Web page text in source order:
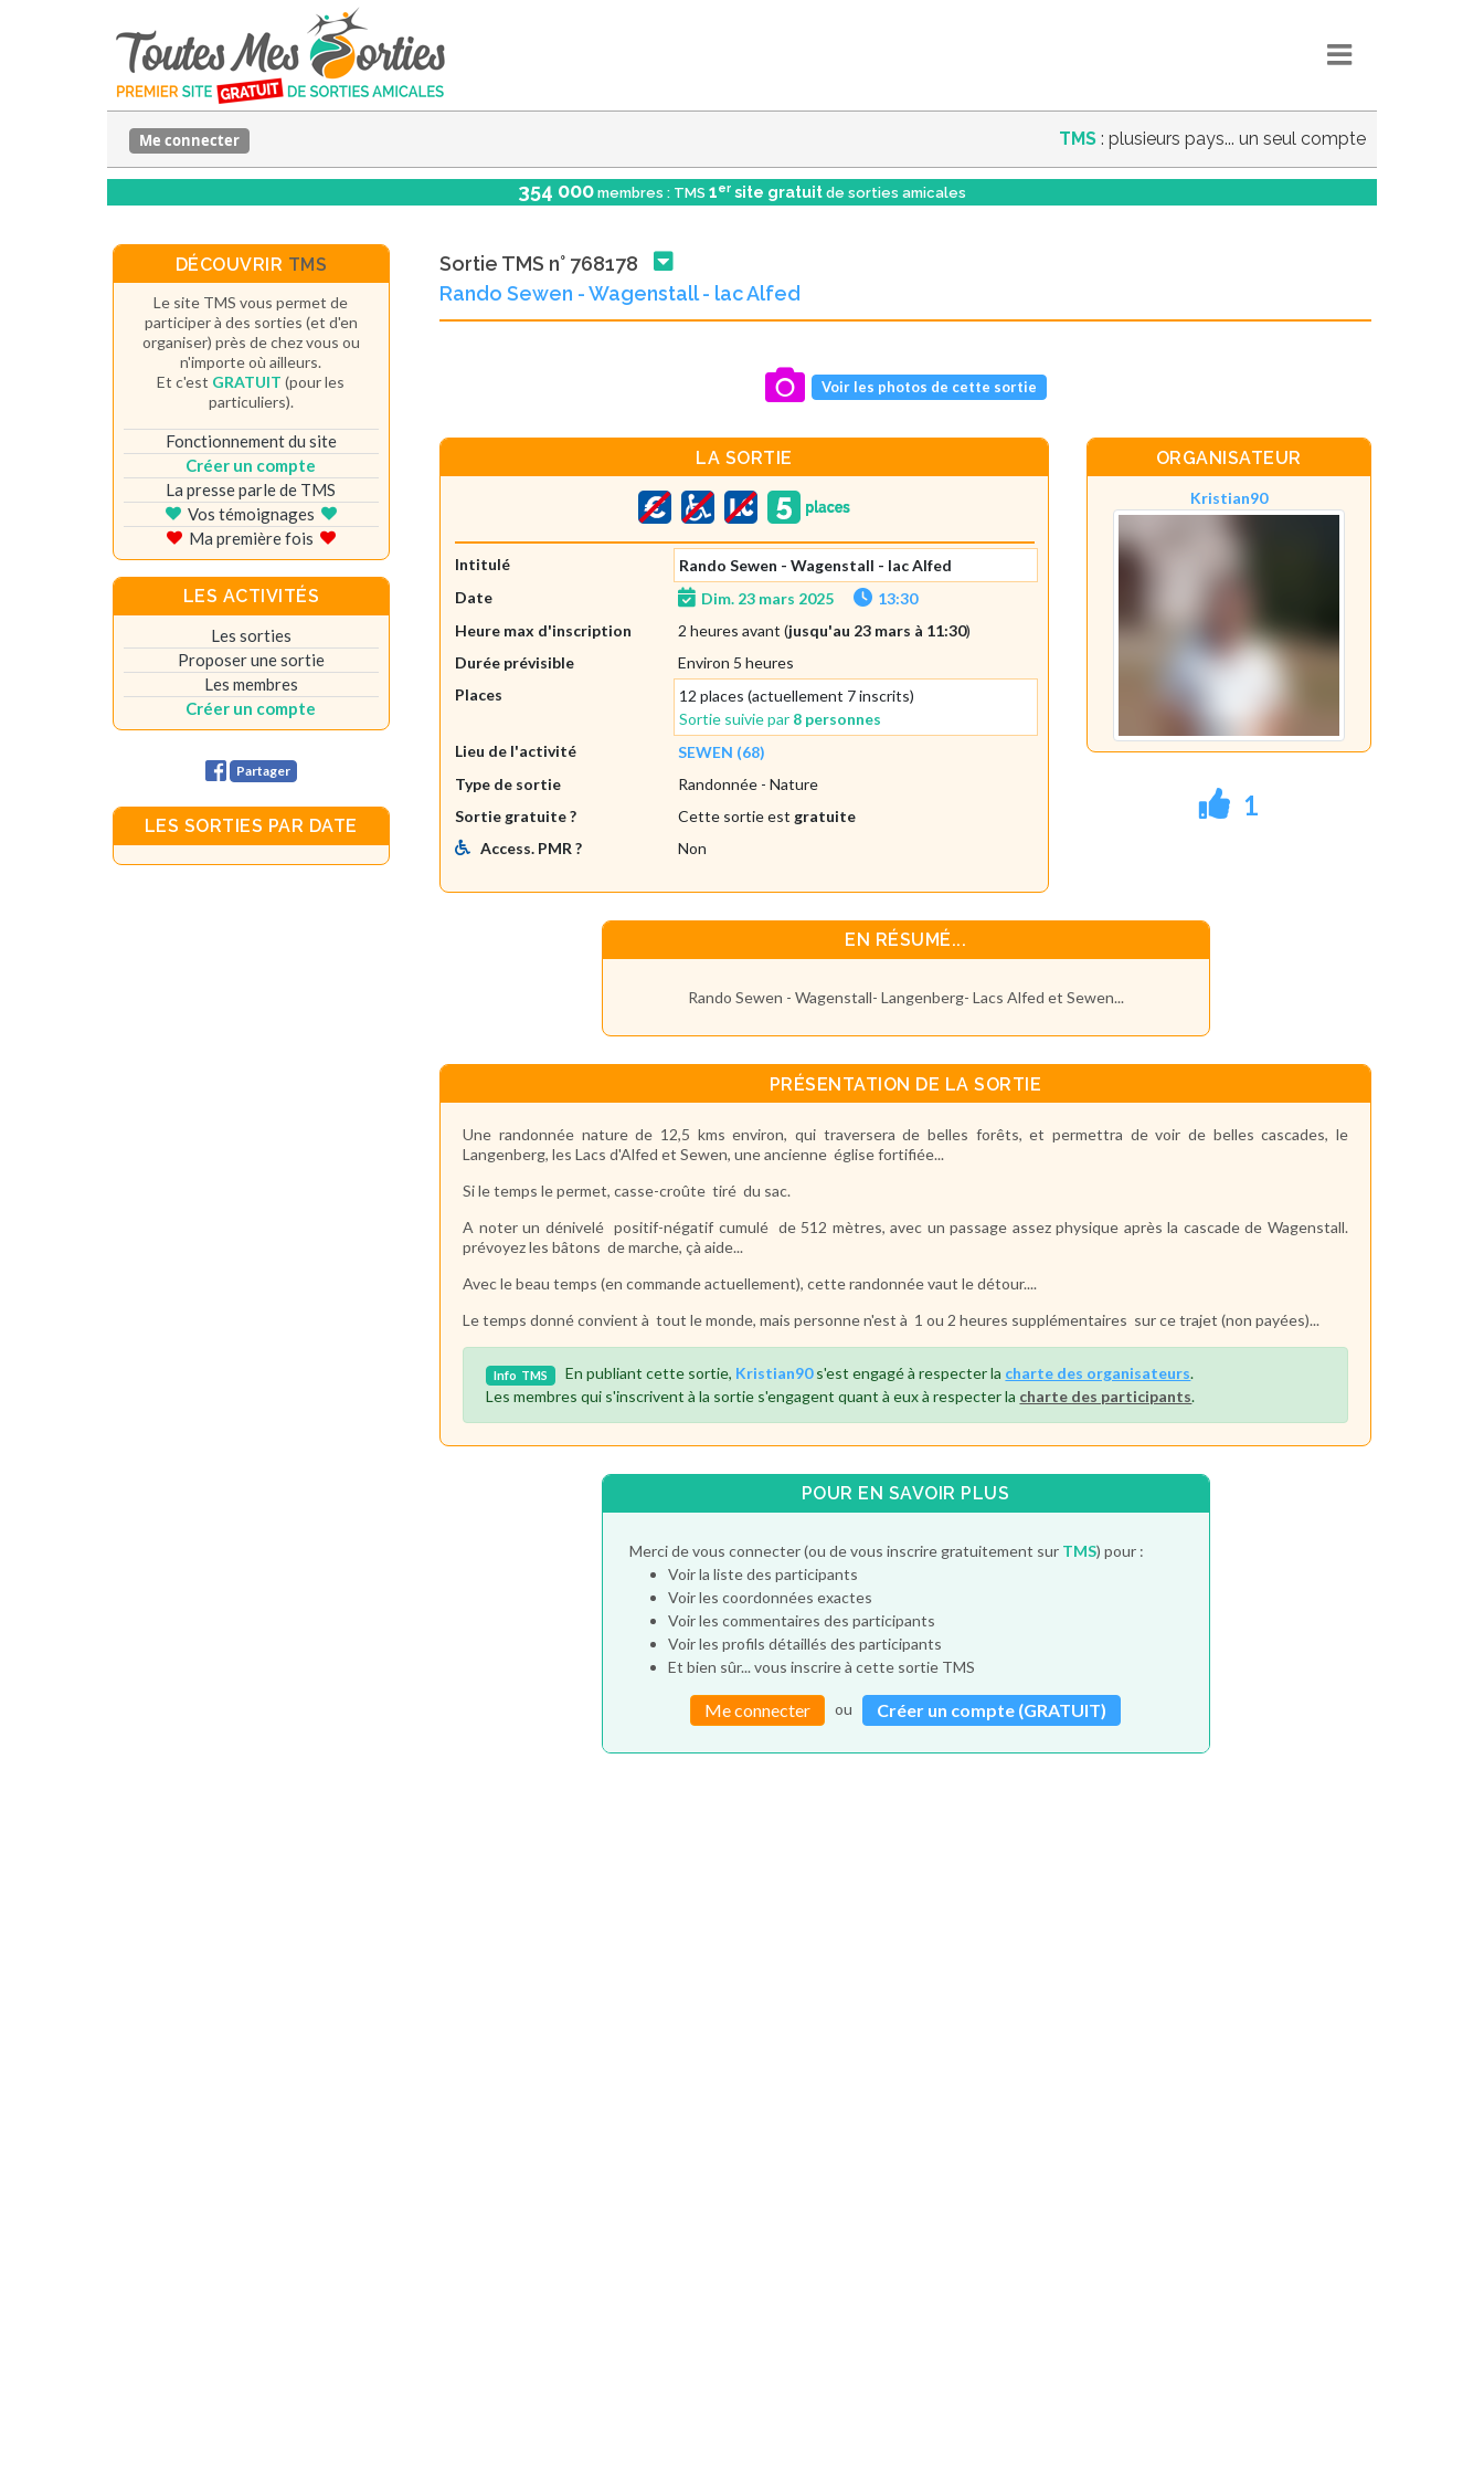
TMS : plusieurs pays... un seul compte
Me connecter
354 000 membres : TMS 1er site gratuit de sorties amicales
Sortie TMS n° 768178
Rando Sewen - Wagenstall - lac Alfed
Voir les photos de cette sortie
LA SORTIE
Intitulé
Rando Sewen - Wagenstall - lac Alfed
Date
Dim. 23 mars 2025
13:30
Heure max d'inscription
2 heures avant (jusqu'au 23 mars à 11:30)
Durée prévisible
Environ 5 heures
Places
12 places (actuellement 7 inscrits)
Sortie suivie par 8 personnes
Lieu de l'activité
SEWEN (68)
Type de sortie
Randonnée - Nature
Sortie gratuite ?
Cette sortie est gratuite
Access. PMR ?
Non
ORGANISATEUR
Kristian90
1
EN RÉSUMÉ...
Rando Sewen - Wagenstall- Langenberg- Lacs Alfed et Sewen...
PRÉSENTATION DE LA SORTIE
Une randonnée nature de 12,5 kms environ, qui traversera de belles forêts, et permettra de voir de belles cascades, le
Langenberg, les Lacs d'Alfed et Sewen, une ancienne église fortifiée...
Si le temps le permet, casse-croûte tiré du sac.
A noter un dénivelé positif-négatif cumulé de 512 mètres, avec un passage assez physique après la cascade de Wagenstall.
prévoyez les bâtons de marche, çà aide...
Avec le beau temps (en commande actuellement), cette randonnée vaut le détour....
Le temps donné convient à tout le monde, mais personne n'est à 1 ou 2 heures supplémentaires sur ce trajet (non payées)...
Info TMS En publiant cette sortie, Kristian90s'est engagé à respecter la charte des organisateurs.
Les membres qui s'inscrivent à la sortie s'engagent quant à eux à respecter la charte des participants.
POUR EN SAVOIR PLUS
Merci de vous connecter (ou de vous inscrire gratuitement sur TMS) pour :
Voir la liste des participants
Voir les coordonnées exactes
Voir les commentaires des participants
Voir les profils détaillés des participants
Et bien sûr... vous inscrire à cette sortie TMS
Me connecter ou Créer un compte (GRATUIT)
DÉCOUVRIR TMS
Le site TMS vous permet de
participer à des sorties (et d'en
organiser) près de chez vous ou
n'importe où ailleurs.
Et c'est GRATUIT (pour les
particuliers).
Fonctionnement du site
Créer un compte
La presse parle de TMS
Vos témoignages
Ma première fois
LES ACTIVITÉS
Les sorties
Proposer une sortie
Les membres
Créer un compte
Partager
LES SORTIES PAR DATE